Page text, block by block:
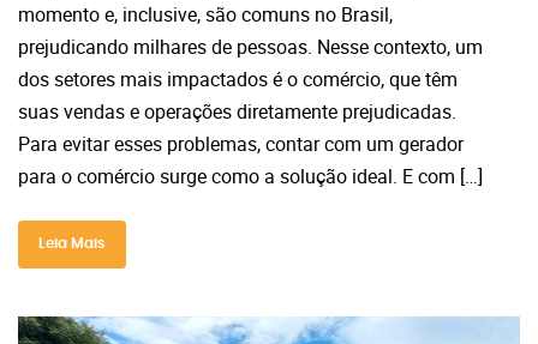
momento e, inclusive, são comuns no Brasil,
prejudicando milhares de pessoas. Nesse contexto, um
dos setores mais impactados é o comércio, que têm
suas vendas e operações diretamente prejudicadas.
Para evitar esses problemas, contar com um gerador
para o comércio surge como a solução ideal. E com […]
Leia Mais